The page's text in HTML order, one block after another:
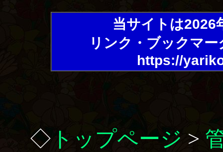
当サイトは2026
リンク・ブックマ
https://
◇ トップページ >